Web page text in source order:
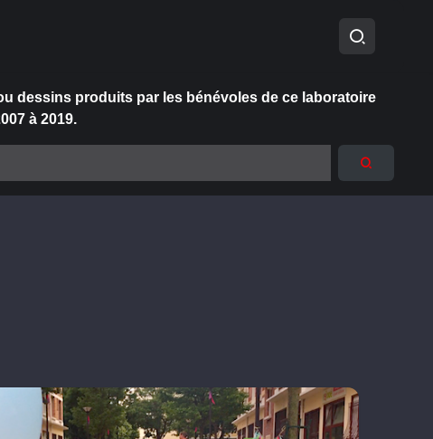
dessins produits par les bénévoles de ce laboratoire
à 2019.